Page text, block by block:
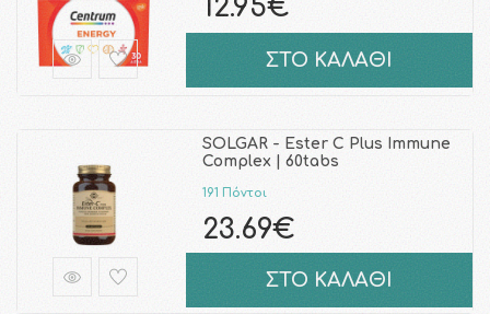
12.95€
ΣΤΟ ΚΑΛΑΘΙ
SOLGAR - Ester C Plus Immune
Complex | 60tabs
191 Πόντοι
23.69€
ΣΤΟ ΚΑΛΑΘΙ